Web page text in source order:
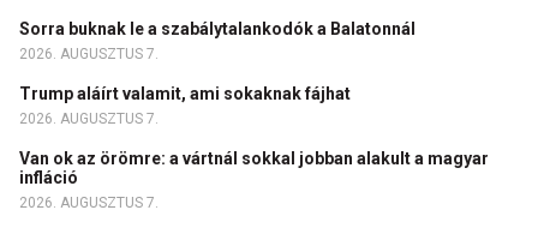
Sorra buknak le a szabálytalankodók a Balatonnál
2026. AUGUSZTUS 7.
Trump aláírt valamit, ami sokaknak fájhat
2026. AUGUSZTUS 7.
Van ok az örömre: a vártnál sokkal jobban alakult a magyar
infláció
2026. AUGUSZTUS 7.